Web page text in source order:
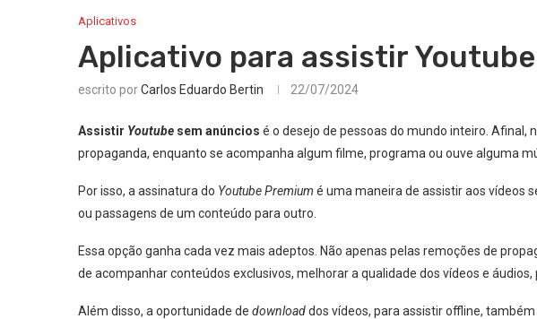
Aplicativos
Aplicativo para assistir
escrito porCarlos Eduardo Bertin 22/07/2024
Assistir Youtube sem anúncios é o desejo de pessoas do mundo inteiro. Afinal,
propaganda, enquanto se acompanha algum filme, programa ou ouve alguma
Por isso, a assinatura do Youtube Premium é uma maneira de assistir aos vídeos
ou passagens de um conteúdo para outro.
Essa opção ganha cada vez mais adeptos. Não apenas pelas remoções de
de acompanhar conteúdos exclusivos, melhorar a qualidade dos vídeos e áudios,
Além disso, a oportunidade de downloaddos vídeos, para assistir offline,